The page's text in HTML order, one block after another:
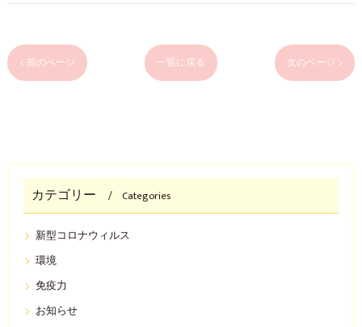
< 前のページ 一覧に戻る 次のページ >
カテゴリー Categories
新型コロナウィルス
環境
免疫力
お知らせ